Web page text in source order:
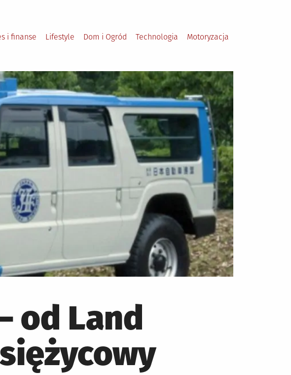
i finanse Lifestyle Dom i Ogród Technologia Motoryzacja
od Land